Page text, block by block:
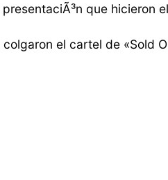
que hicieron
el cartel de «Sold